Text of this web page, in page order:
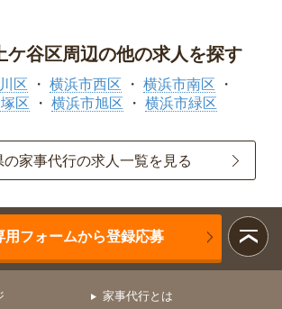
ケ谷区周辺の他の求人を探す
区 横浜市西区
横浜市南区
区
横浜市旭区 横浜市緑区
の家事代行の求人一覧を見る
用フォームから登録応募
家事代行とは